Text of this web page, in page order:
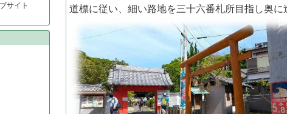
サイト
道標に従い、細い路地を三十六番札所目指し奥に